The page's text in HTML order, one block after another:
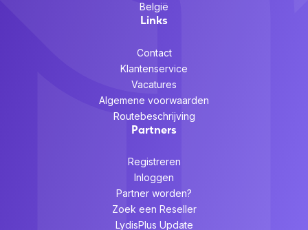
België
Links
Contact
Klantenservice
Vacatures
Algemene voorwaarden
Routebeschrijving
Partners
Registreren
Inloggen
Partner worden?
Zoek een Reseller
LydisPlus Update